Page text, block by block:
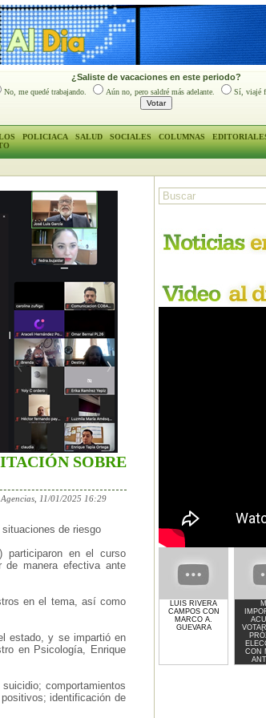
¿Saliste de vacaciones en este periodo?
No, me quedé trabajando. Aún no, pero saldré más adelante. Sí, viajé
POLICIACA SALUD SOCIALES COLUMNAS
SOBRE
11/01/2025 16:29
de riesgo
participaron en el curso
de manera efectiva ante
en el tema, así como
estado, y se impartió en
en Psicología, Enrique
comportamientos
identificación de
LUIS RIVERA
CAMPOS CON
MARCO A.
GUEVARA
CON